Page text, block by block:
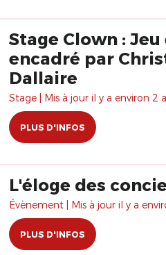
Stage Clown :
encadré par
Dallaire
Stage | Mis à jour il y a environ 2
PLUS D'INFOS
L'éloge des
Évènement | Mis à jour il y a
PLUS D'INFOS